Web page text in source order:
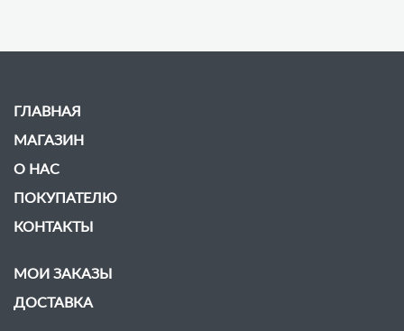
ГЛАВНАЯ
МАГАЗИН
О НАС
ПОКУПАТЕЛЮ
КОНТАКТЫ
МОИ ЗАКАЗЫ
ДОСТАВКА